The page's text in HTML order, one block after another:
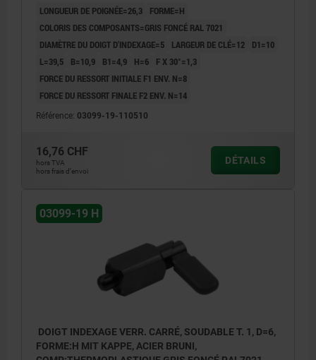
LONGUEUR DE POIGNÉE=26,3
FORME=H
COLORIS DES COMPOSANTS=GRIS FONCÉ RAL 7021
DIAMÈTRE DU DOIGT D'INDEXAGE=5
LARGEUR DE CLÉ=12
D1=10
L=39,5
B=10,9 B1=4,9 H=6
F X 30°=1,3
FORCE DU RESSORT INITIALE F1 ENV. N=8
FORCE DU RESSORT FINALE F2 ENV. N=14
Référence: 03099-19-110510
16,76 CHF
hors TVA
hors frais d’envoi
DÉTAILS
03099-19 H
DOIGT INDEXAGE VERR. CARRÉ, SOUDABLE T. 1, D=6,
FORME:H MIT KAPPE, ACIER BRUNI,